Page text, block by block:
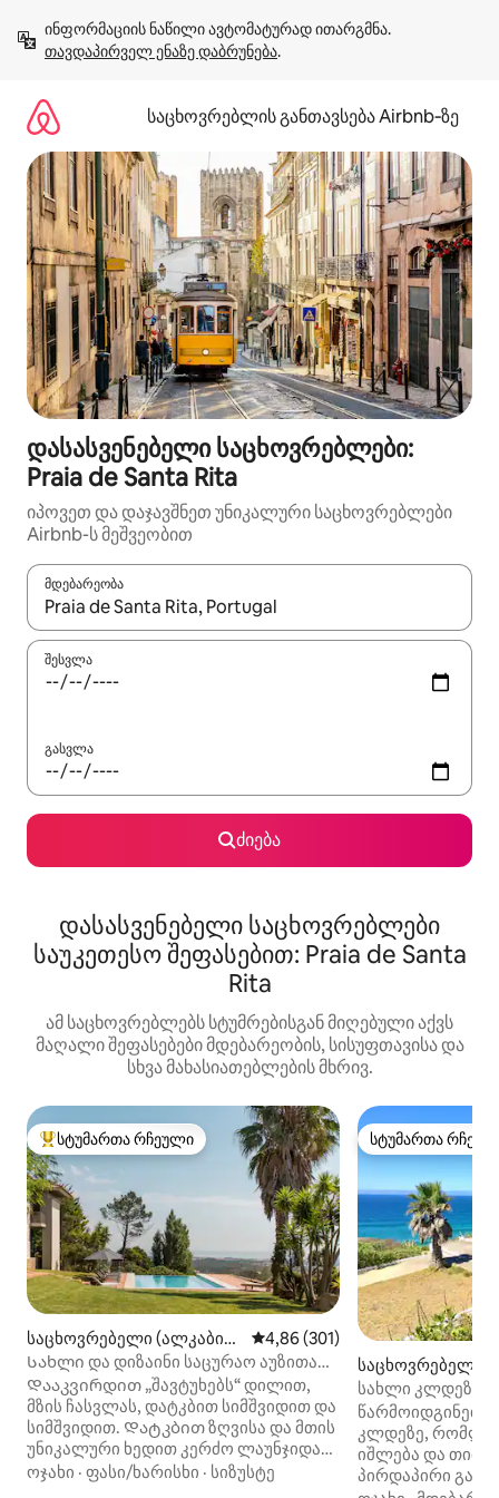
გადასვლა
თავდაპირველ ენაზე დაბრუნება.
საცხოვრებლის განთავსება Airbnb‑ზე
დასასვენებელი საცხოვრებლები:
Praia de Santa Rita
იპოვეთ და დაჯავშნეთ უნიკალური საცხოვრებლები
Airbnb-ს მეშვეობით
მდებარეობა
როცა შედეგები ხელმისაწვდომი გახდება, ნავიგაციისთვის
შესვლა
გასვლა
ძიება
დასასვენებელი საცხოვრებლები
საუკეთესო შეფასებით: Praia de Santa
Rita
ამ საცხოვრებლებს სტუმრებისგან მიღებული აქვს
მაღალი შეფასებები მდებარეობის, სისუფთავისა და
სხვა მახასიათებლების მხრივ.
სტუმართა რჩეული მოწინავე ვარიანტი
სტუმართა რჩეული
საცხოვრებელი (ალკაბიდ
ეში)
საშუალო შეფასებაა 5‑დან
4,86 (301)
Სახლი და დიზაინი საცურაო აუზითა
და შესანიშნავი მთისა და ზღვის ხედით
Დააკვირდით „შავტუხებს“ დილით,
მზის ჩასვლას, დატკბით სიმშვიდით და
სიმშვიდით. Დატკბით ზღვისა და მთის
უნიკალური ხედით კერძო ლაუნჯიდან,
უკიდეგანო აუზით, „სერა-დე-
ოჯახი · ფასი/ხარისხი · სიზუსტე
სტუმართა
სტუმართა
საცხოვრებელი
სახლი კლდეზე,
გასასვლელით
წარმოიდგინეთ,
კლდეზე,
იშლება და
პირდაპირი